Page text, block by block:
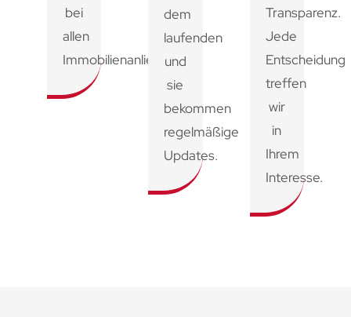
bei
allen
Immobilienanliegen.
dem
laufenden
und
sie
bekommen
regelmäßige
Updates.
Transparenz.
Jede
Entscheidung
treffen
wir
in
Ihrem
Interesse.